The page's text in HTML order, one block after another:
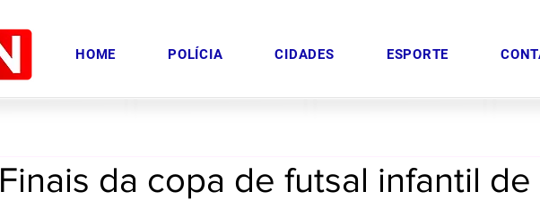
HOME POLÍCIA CIDADES ESPORTE
Finais da copa de futsal infantil de